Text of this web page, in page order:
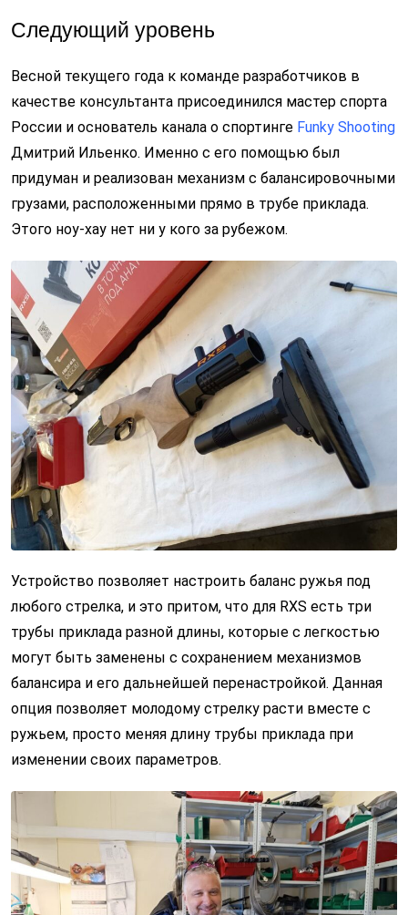
Следующий уровень
Весной текущего года к команде разработчиков в
качестве консультанта присоединился мастер спорта
России и основатель канала о спортинге Funky Shooting
Дмитрий Ильенко. Именно с его помощью был
придуман и реализован механизм с балансировочными
грузами, расположенными прямо в трубе приклада.
Этого ноу-хау нет ни у кого за рубежом.
Устройство позволяет настроить баланс ружья под
любого стрелка, и это притом, что для RXS есть три
трубы приклада разной длины, которые с легкостью
могут быть заменены с сохранением механизмов
балансира и его дальнейшей перенастройкой. Данная
опция позволяет молодому стрелку расти вместе с
ружьем, просто меняя длину трубы приклада при
изменении своих параметров.